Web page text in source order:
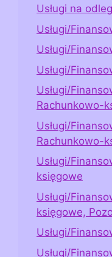
Usługi na
Usługi/
Usługi/
Usługi/
Usługi/
Rachunkowo-
Usługi/
Rachunkowo-
Usługi/
księgowe
Usługi/
księgowe,
Usługi/
Usługi/